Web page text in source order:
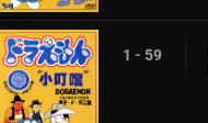
1 - 59